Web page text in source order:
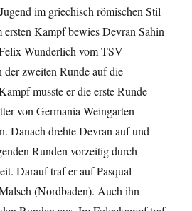
im griechisch römischen Stil
ersten Kampf bewies Devran Sahin
Wunderlich vom TSV
der zweiten Runde auf die
musste er die erste Runde
von Germania Weingarten
Danach drehte Devran auf und
Runden vorzeitig durch
Darauf traf er auf Pasqual
(Nordbaden). Auch ihn